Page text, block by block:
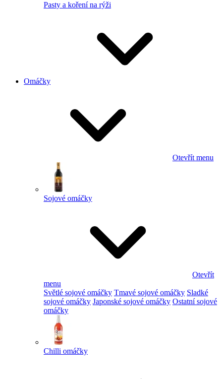
Pasty a koření na rýži
Omáčky
Otevřít menu
Sojové omáčky
Otevřít
menu
Světlé sojové omáčky Tmavé sojové omáčky Sladké
sojové omáčky Japonské sojové omáčky Ostatní sojové
omáčky
Chilli omáčky